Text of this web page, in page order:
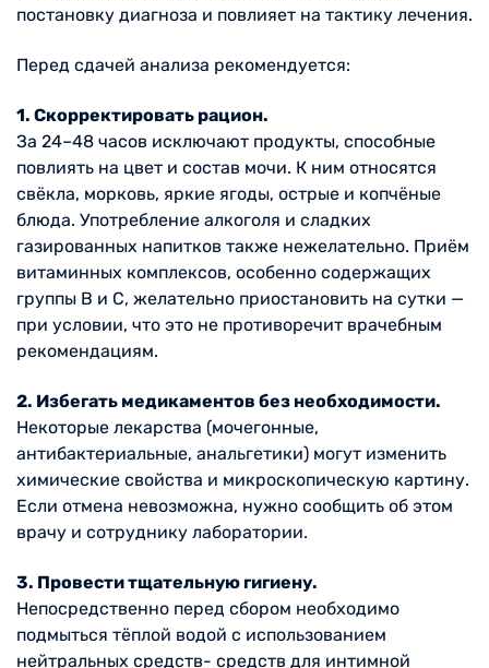
постановку диагноза и повлияет на тактику лечения.
Перед сдачей анализа рекомендуется:
1. Скорректировать рацион.
За 24–48 часов исключают продукты, способные
повлиять на цвет и состав мочи. К ним относятся
свёкла, морковь, яркие ягоды, острые и копчёные
блюда. Употребление алкоголя и сладких
газированных напитков также нежелательно. Приём
витаминных комплексов, особенно содержащих
группы B и C, желательно приостановить на сутки —
при условии, что это не противоречит врачебным
рекомендациям.
2. Избегать медикаментов без необходимости.
Некоторые лекарства (мочегонные,
антибактериальные, анальгетики) могут изменить
химические свойства и микроскопическую картину.
Если отмена невозможна, нужно сообщить об этом
врачу и сотруднику лаборатории.
3. Провести тщательную гигиену.
Непосредственно перед сбором необходимо
подмыться тёплой водой с использованием
нейтральных средств- средств для интимной